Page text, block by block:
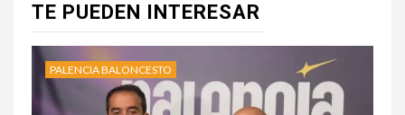
TE PUEDEN INTERESAR
PALENCIA BALONCESTO